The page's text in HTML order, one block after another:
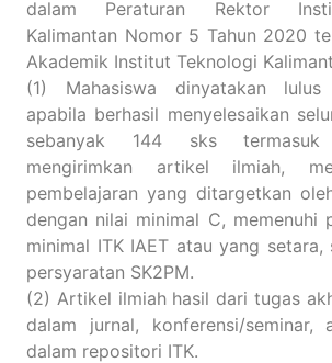
dalam Peraturan Rektor
Kalimantan Nomor 5 Tahun 2020
Akademik Institut Teknologi
(1) Mahasiswa dinyatakan
apabila berhasil menyelesaikan
sebanyak 144 sks
mengirimkan artikel ilmiah,
pembelajaran yang ditargetkan
dengan nilai minimal C, memenuhi
minimal ITK IAET atau yang setara,
persyaratan SK2PM.
(2) Artikel ilmiah hasil dari tugas
dalam jurnal, konferensi/seminar,
dalam repositori ITK.